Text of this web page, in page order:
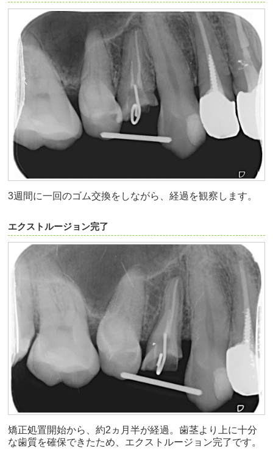
3週間に一回のゴム交換をしながら、経過を観察します。
エクストルージョン完了
矯正処置開始から、約2ヵ月半が経過。歯茎より上に十分
な歯質を確保できたため、エクストルージョン完了です。